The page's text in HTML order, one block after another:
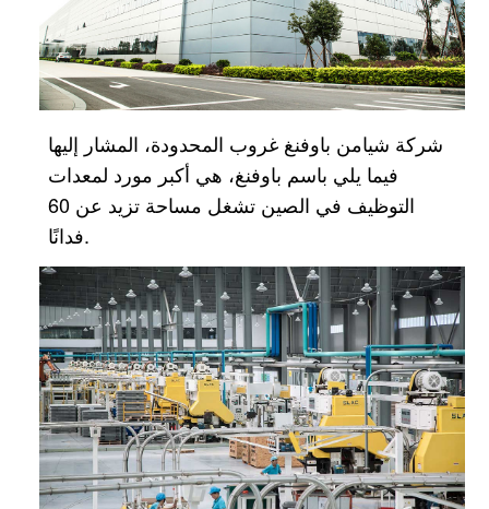
شركة شيامن باوفنغ غروب المحدودة، المشار إليها
فيما يلي باسم باوفنغ، هي أكبر مورد لمعدات
التوظيف في الصين
تشغل مساحة تزيد عن 60
فدانًا.